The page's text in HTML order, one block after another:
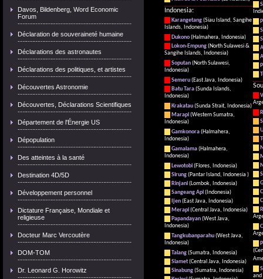
Davos, Bildenberg, Word Economic
Forum
Déclaration de souveraineté humaine
Déclarations des astronautes
Déclarations des politiques, et artistes
Découvertes Astronomie
Découvertes, Déclarations Scientifiques
Département de l'Énergie US
Dépopulation
Des atteintes à la santé
Destination 4D/5D
Développement personnel
Dictature Française, Mondiale et
religieuse
Docteur Marc Vercoutère
DOM-TOM
Dr. Leonard G. Horowitz
Indonesia:
Karangetang(Siau Island, Sangihe
Islands, Indonesia)
Dukono(Halmahera, Indonesia)
Lokon-Empung(North Sulawesi &
Sangihe Islands, Indonesia)
Soputan(North Sulawesi,
Indonesia)
Semeru(East Java, Indonesia)
Batu Tara(Sunda Islands,
Indonesia)
Krakatau(Sunda Strait, Indonesia)
Marapi(Western Sumatra,
Indonesia)
Gamkonora(Halmahera,
Indonesia)
Gamalama(Halmahera,
Indonesia)
Lewotobi(Flores, Indonesia)
Sirung(Pantar Island, Indonesia )
Rinjani(Lombok, Indonesia)
Sangeang Api(Indonesia)
Ijen(East Java, Indonesia)
Merapi(Central Java, Indonesia)
Papandayan(West Java,
Indonesia)
Tangkubanparahu(West Java,
Indonesia)
Talang(Sumatra, Indonesia)
Slamet(Central Java, Indonesia)
Sinabung(Sumatra, Indonesia)